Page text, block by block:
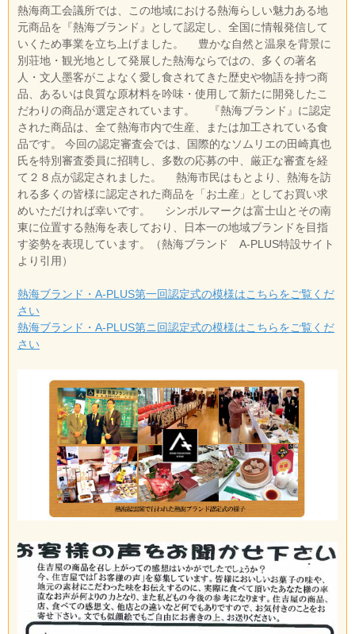
熱海商工会議所では、この地域における熱海らしい魅力ある地
元商品を『熱海ブランド』として認定し、全国に情報発信して
いくため事業を立ち上げました。 豊かな自然と温泉を背景に
別荘地・観光地として発展した熱海ならではの、多くの著名
人・文人墨客がこよなく愛し食されてきた歴史や物語を持つ商
品、あるいは良質な原材料を吟味・使用して新たに開発したこ
だわりの商品が選定されています。 『熱海ブランド』に認定
された商品は、全て熱海市内で生産、または加工されている食
品です。 今回の認定審査会では、国際的なソムリエの田崎真也
氏を特別審査委員に招聘し、多数の応募の中、厳正な審査を経
て２８点が認定されました。 熱海市民はもとより、熱海を訪
れる多くの皆様に認定された商品を「お土産」としてお買い求
めいただければ幸いです。 シンボルマークは富士山とその南
東に位置する熱海を表しており、日本一の地域ブランドを目指
す姿勢を表現しています。（熱海ブランド A-PLUS特設サイト
より引用）
熱海ブランド・A-PLUS第一回認定式の模様はこちらをご覧くだ
さい
熱海ブランド・A-PLUS第ニ回認定式の模様はこちらをご覧くだ
さい